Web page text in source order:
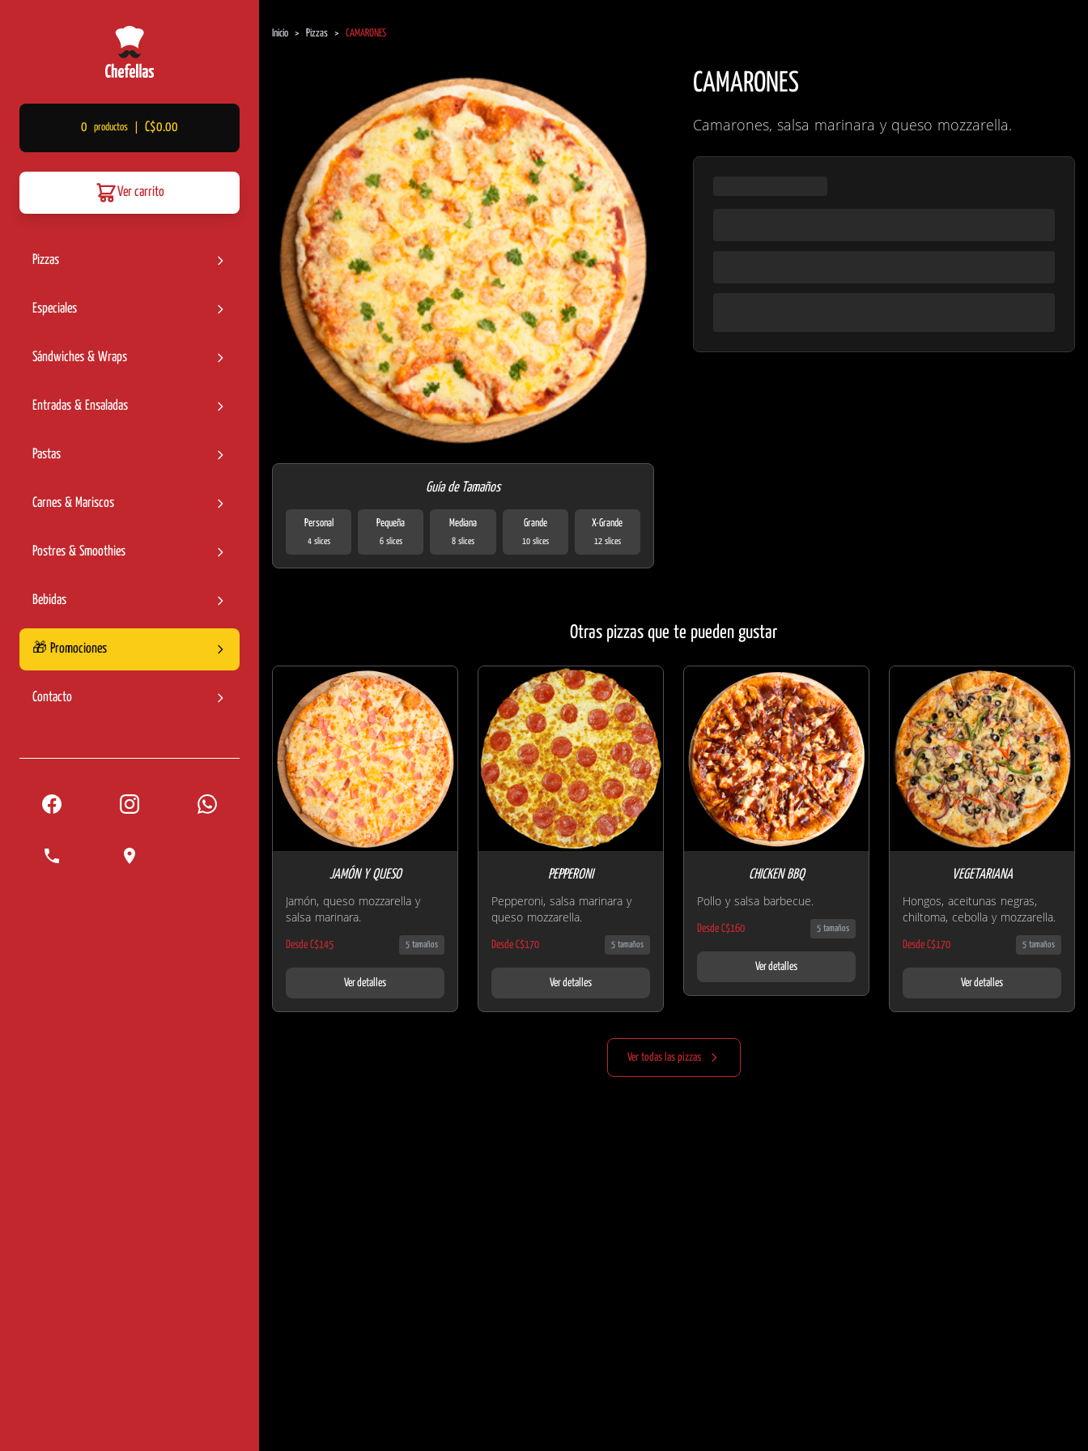
0 productos C$0.00
Ver carrito
Pizzas
Especiales
Sándwiches & Wraps
Entradas & Ensaladas
Pastas
Carnes & Mariscos
Postres & Smoothies
Bebidas
🎁 Promociones
Contacto
Inicio > Pizzas > CAMARONES
Guía de Tamaños
Personal
4 slices
Pequeña
6 slices
Mediana
8 slices
Grande
10 slices
X-Grande
12 slices
CAMARONES
Camarones, salsa marinara y queso mozzarella.
Otras pizzas que te pueden gustar
JAMÓN Y QUESO
Jamón, queso mozzarella y
salsa marinara.
Desde C$145 5 tamaños
Ver detalles
PEPPERONI
Pepperoni, salsa marinara y
queso mozzarella.
Desde C$170 5 tamaños
Ver detalles
CHICKEN BBQ
Pollo y salsa barbecue.
Desde C$160 5 tamaños
Ver detalles
VEGETARIANA
Hongos, aceitunas negras,
chiltoma, cebolla y mozzarella.
Desde C$170 5 tamaños
Ver detalles
Ver todas las pizzas